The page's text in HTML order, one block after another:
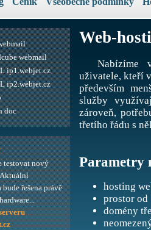
Web-
Nabízíme
uživatele, kteří
především
služby
zároveň,
třetího řádu s
Parametry
hosting
prostor od
domény
webmail
ip1.webjet.cz
ip2.webjet.cz
doc
testovat nový
Aktuální
řešena právě